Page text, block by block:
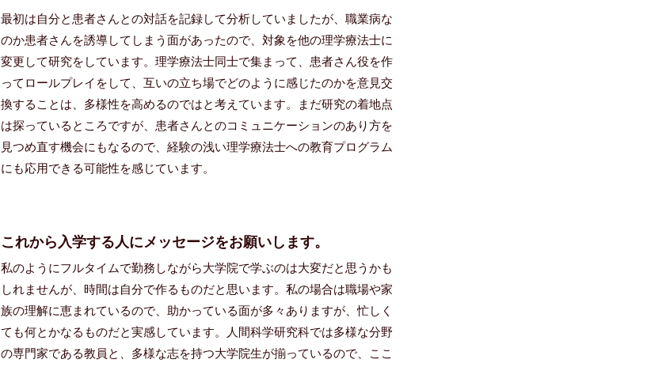
最初は自分と患者さんとの対話を記録して分析していましたが、職業病な
のか患者さんを誘導してしまう面があったので、対象を他の理学療法士に
変更して研究をしています。理学療法士同士で集まって、患者さん役を作
ってロールプレイをして、互いの立ち場でどのように感じたのかを意見交
換することは、多様性を高めるのではと考えています。まだ研究の着地点
は探っているところですが、患者さんとのコミュニケーションのあり方を
見つめ直す機会にもなるので、経験の浅い理学療法士への教育プログラム
にも応用できる可能性を感じています。
これから入学する人にメッセージをお願いします。
私のようにフルタイムで勤務しながら大学院で学ぶのは大変だと思うかも
しれませんが、時間は自分で作るものだと思います。私の場合は職場や家
族の理解に恵まれているので、助かっている面が多々ありますが、忙しく
ても何とかなるものだと実感しています。人間科学研究科では多様な分野
の専門家である教員と、多様な志を持つ大学院生が揃っているので、ここ